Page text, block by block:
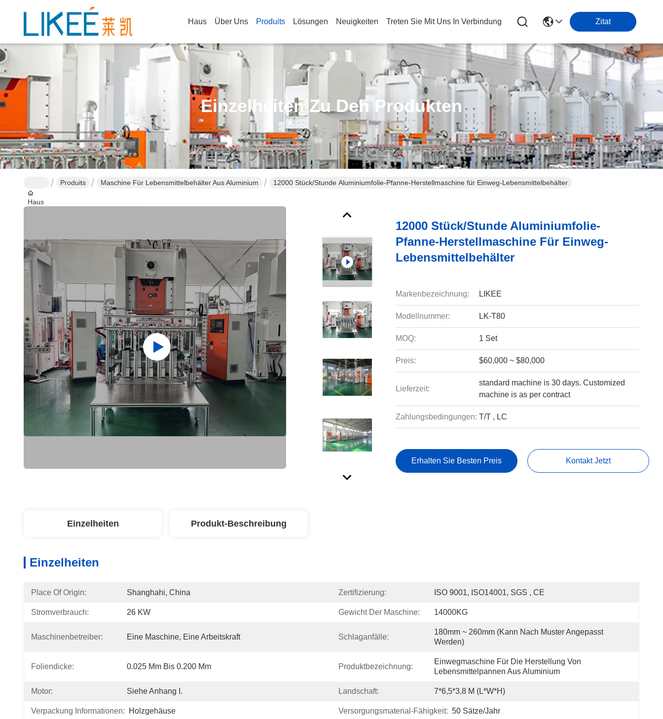
Haus Über Uns Produits Lösungen Neuigkeiten Treten Sie Mit Uns In Verbindung Zitat
Einzelheiten Zu Den Produkten
Haus
Produits Maschine Für Lebensmittelbehälter Aus Aluminium 12000 Stück/Stunde Aluminiumfolie-Pfanne-Herstellmaschine für Einweg-Lebensmittelbehälter
12000 Stück/Stunde Aluminiumfolie-
Pfanne-Herstellmaschine Für Einweg-
Lebensmittelbehälter
Markenbezeichnung: LIKEE
Modellnummer: LK-T80
MOQ: 1 Set
Preis: $60,000 ~ $80,000
Lieferzeit:
standard machine is 30 days. Customized
machine is as per contract
Zahlungsbedingungen: T/T , LC
Erhalten Sie Besten Preis Kontakt Jetzt
Einzelheiten Produkt-Beschreibung
Einzelheiten
Place Of Origin: Shanghahi, China Zertifizierung: ISO 9001, ISO14001, SGS , CE
Stromverbrauch: 26 KW Gewicht Der Maschine: 14000KG
Maschinenbetreiber: Eine Maschine, Eine Arbeitskraft Schlaganfälle:
180mm ~ 260mm (Kann Nach Muster Angepasst
Werden)
Foliendicke: 0.025 Mm Bis 0.200 Mm Produktbezeichnung:
Einwegmaschine Für Die Herstellung Von
Lebensmittelpannen Aus Aluminium
Motor: Siehe Anhang I. Landschaft: 7*6,5*3,8 M (L*W*H)
Verpackung Informationen: Holzgehäuse Versorgungsmaterial-Fähigkeit: 50 Sätze/Jahr